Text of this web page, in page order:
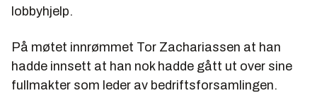
lobbyhjelp.
På møtet innrømmet Tor Zachariassen at han
hadde innsett at han nok hadde gått ut over sine
fullmakter som leder av bedriftsforsamlingen.